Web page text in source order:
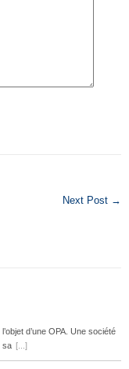
Next Post →
d’une OPA. Une société
sa [...]